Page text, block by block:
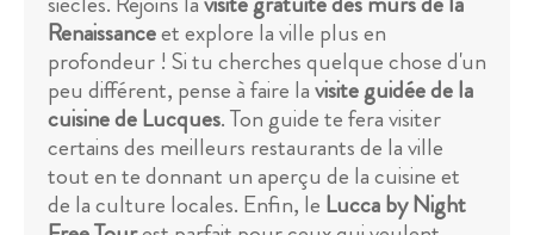
Renaissanceet explore la ville plus en
profondeur ! Si tu cherches quelque chose d'un
peu différent, pense à faire lavisite guidée de la
cuisine de Lucques. Ton guide te fera visiter
certains des meilleurs restaurants de la ville
tout en te donnant un aperçu de la cuisine et
de la culture locales. Enfin, le Lucca by Night